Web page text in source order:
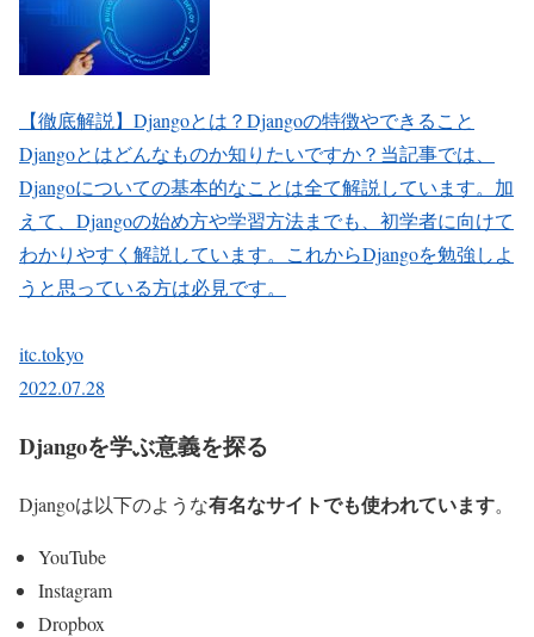
【徹底解説】Djangoとは？Djangoの特徴やできること
Djangoとはどんなものか知りたいですか？当記事では、
Djangoについての基本的なことは全て解説しています。加
えて、Djangoの始め方や学習方法までも、初学者に向けて
わかりやすく解説しています。これからDjangoを勉強しよ
うと思っている方は必見です。
itc.tokyo
2022.07.28
Djangoを学ぶ意義を探る
Djangoは以下のような有名なサイトでも使われています。
YouTube
Instagram
Dropbox